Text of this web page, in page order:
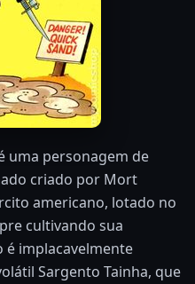
uma personagem de
criado por Mort
americano, lotado no
cultivando sua
é implacavelmente
Sargento Tainha, que